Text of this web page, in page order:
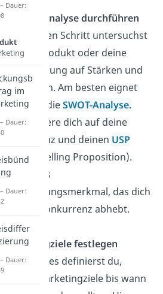
Produkt-Analyse durchführen
Im nächsten Schritt untersuchst
du dein Produkt oder deine
Dienstleistung auf Stärken und
Schwächen. Am besten eignet
sich dazu dieSWOT-Analyse.
Konzentriere dich auf deine
Konkurrenz und deinen USP
(Unique Selling Proposition).
Das ist das
Alleinstellungsmerkmal, das dich
von der Konkurrenz abhebt.
Marketingziele festlegen
Als Nächstes definierst du,
welche Marketingziele bis wann
Dauer:
im
Dauer:
Dauer:
Dauer: